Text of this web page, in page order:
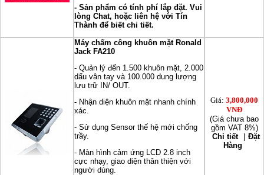
- Sản phẩm có tính phí lắp đặt. Vui
lòng Chat, hoặc liên hệ với Tín
Thành để biết chi tiết.
Máy chấm công khuôn mặt Ronald
Jack FA210
- Quản lý đến 1.500 khuôn mặt, 2.000
dấu vân tay và 100.000 dung lượng
lưu trữ IN/ OUT.
- Nhận diện khuôn mặt nhanh chính
xác.
- Sử dụng Sensor thế hệ mới chống
trầy.
- Màn hình cảm ứng LCD 2.8 inch
cực nhạy, giao diện thân thiện với
người dùng.
Giá: 3,800,000
VNĐ
(Giá chưa bao
gồm VAT 8%)
Chi tiết
Đặt
Hàng